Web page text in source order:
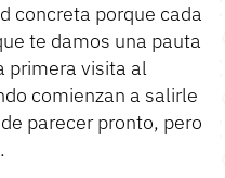
concreta porque cada
te damos una pauta
primera visita al
comienzan a salirle
parecer pronto, pero